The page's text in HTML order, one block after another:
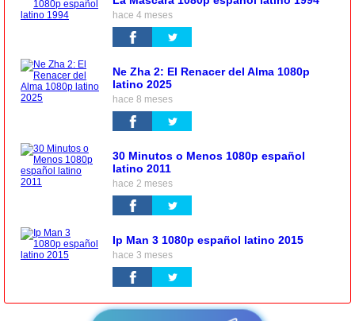
hace 4 meses
Ne Zha 2: El Renacer del Alma 1080p
latino 2025
hace 8 meses
30 Minutos o Menos 1080p español
latino 2011
hace 2 meses
Ip Man 3 1080p español latino 2015
hace 3 meses